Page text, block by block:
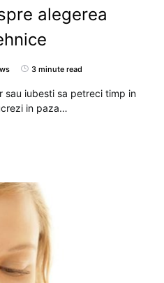
alegerea
3 minute read
sau iubesti sa petreci timp in
in paza…